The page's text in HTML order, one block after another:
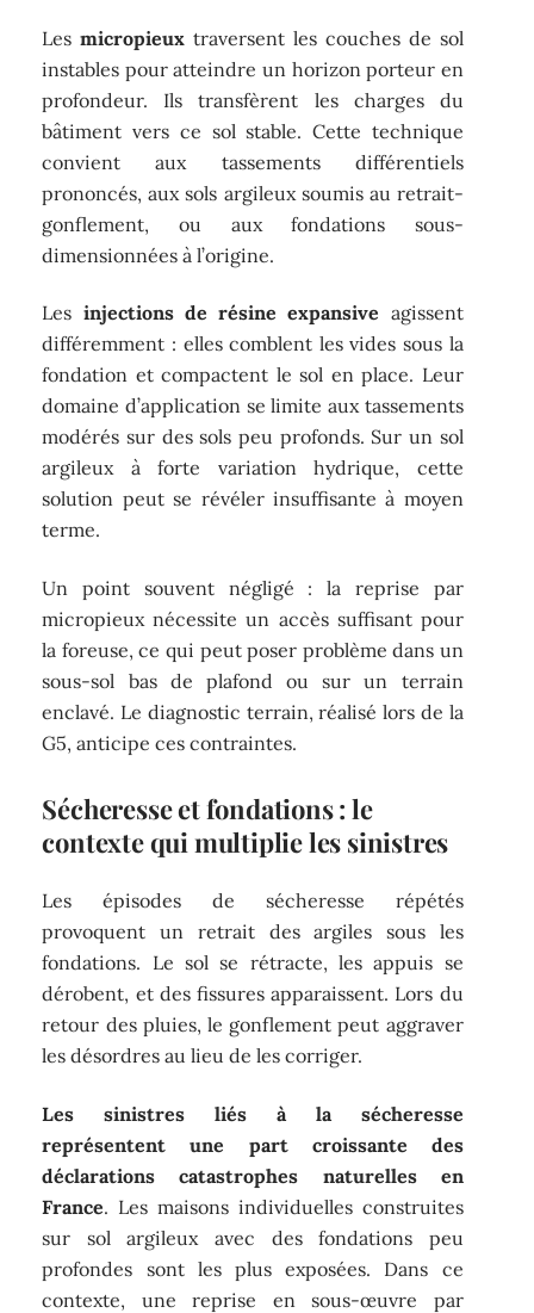
Lesmicropieux traversent les couches de sol
instables pour atteindre un horizon porteur en
profondeur. Ils transfèrent les charges du
bâtiment vers ce sol stable. Cette technique
convient aux tassements différentiels
prononcés, aux sols argileux soumis au retrait-
gonflement, ou aux fondations sous-
dimensionnées à l’origine.
Les injections de résine expansive agissent
différemment : elles comblent les vides sous la
fondation et compactent le sol en place. Leur
domaine d’application se limite aux tassements
modérés sur des sols peu profonds. Sur un sol
argileux à forte variation hydrique, cette
solution peut se révéler insuffisante à moyen
terme.
Un point souvent négligé : la reprise par
micropieux nécessite un accès suffisant pour
la foreuse, ce qui peut poser problème dans un
sous-sol bas de plafond ou sur un terrain
enclavé. Le diagnostic terrain, réalisé lors de la
G5, anticipe ces contraintes.
Sécheresse et fondations : le
contexte qui multiplie les sinistres
Les épisodes de sécheresse répétés
provoquent un retrait des argiles sous les
fondations. Le sol se rétracte, les appuis se
dérobent, et des fissures apparaissent. Lors du
retour des pluies, le gonflement peut aggraver
les désordres au lieu de les corriger.
Les sinistres liés à la sécheresse
représentent une part croissante des
déclarations catastrophes naturelles en
France. Les maisons individuelles construites
sur sol argileux avec des fondations peu
profondes sont les plus exposées. Dans ce
contexte, une reprise en sous-œuvre par